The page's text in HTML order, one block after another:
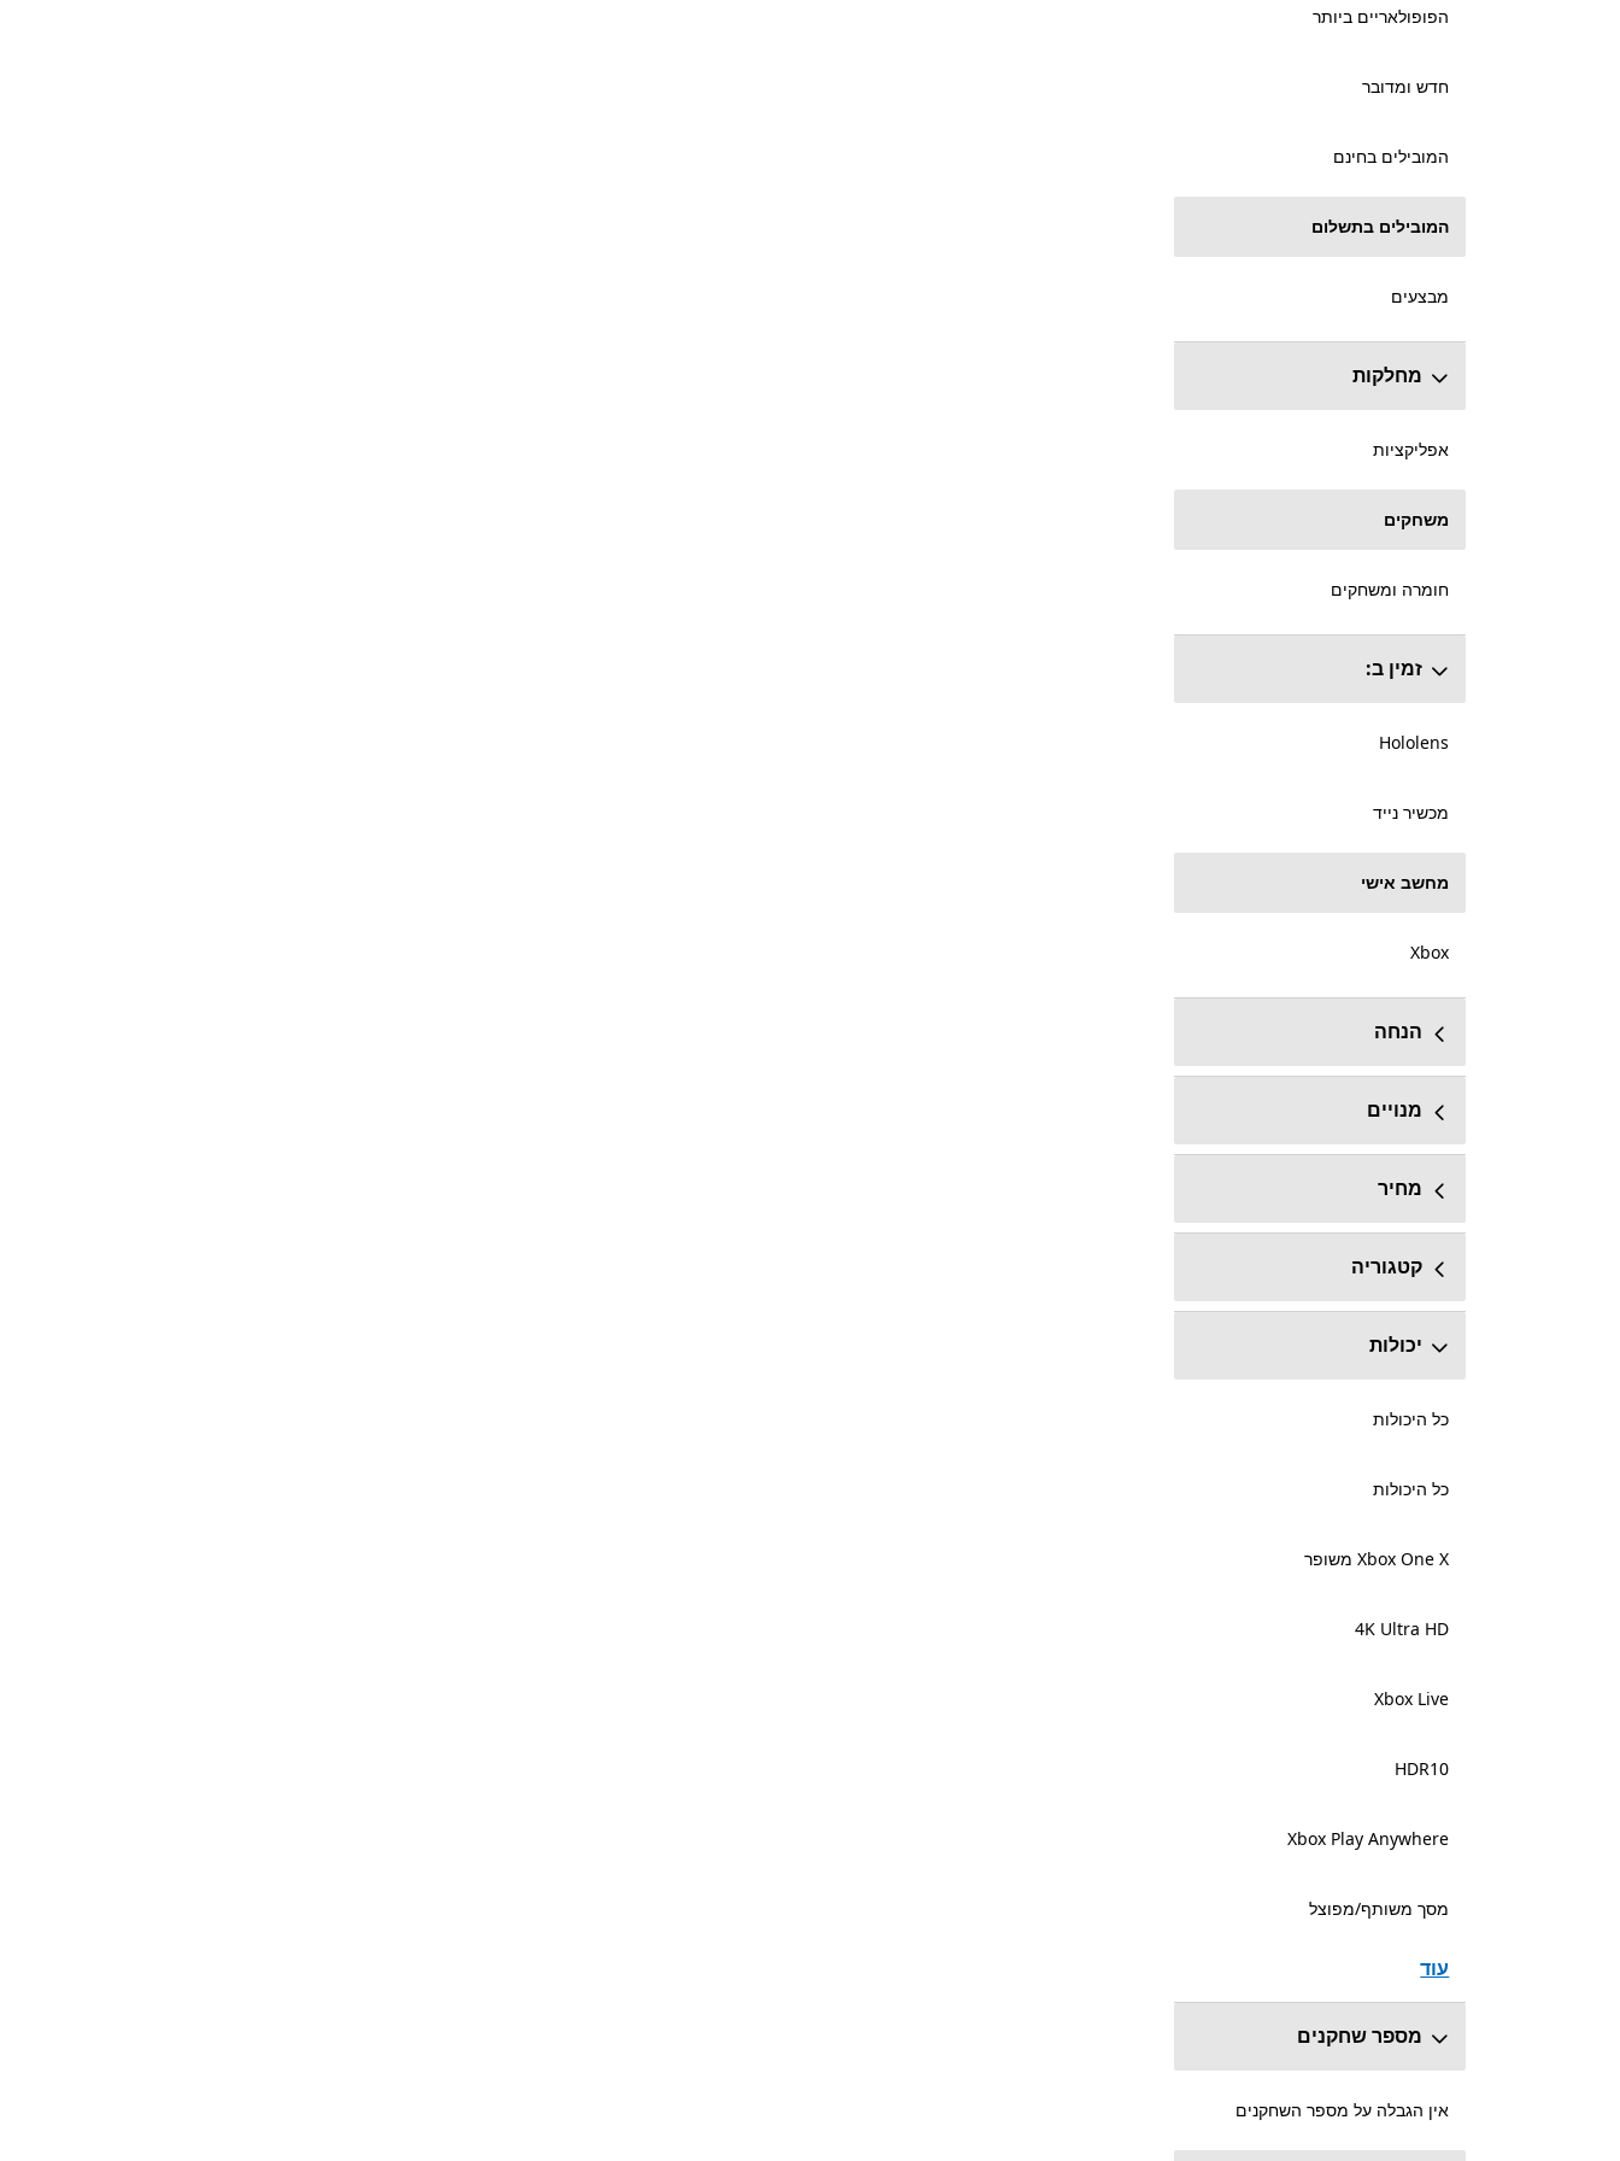
הפופולאריים ביותר
חדש ומדובר
המובילים בחינם
המובילים בתשלום
מבצעים
מחלקות
אפליקציות
משחקים
חומרה ומשחקים
זמין ב:
Hololens
מכשיר נייד
מחשב אישי
Xbox
הנחה
מנויים
מחיר
קטגוריה
יכולות
כל היכולות
כל היכולות
Xbox One X משופר
4K Ultra HD
Xbox Live
HDR10
Xbox Play Anywhere
מסך משותף/מפוצל
עוד
מספר שחקנים
אין הגבלה על מספר השחקנים